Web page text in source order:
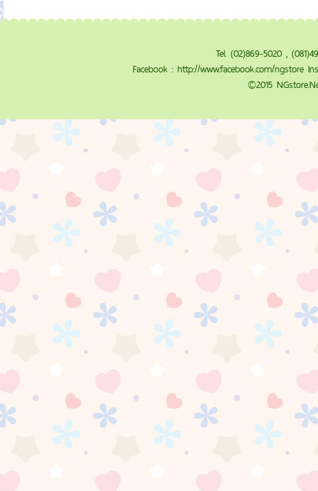
Tel. (02)869-5020 ,
Facebook : http://www.facebook.com/ngstore
©2015